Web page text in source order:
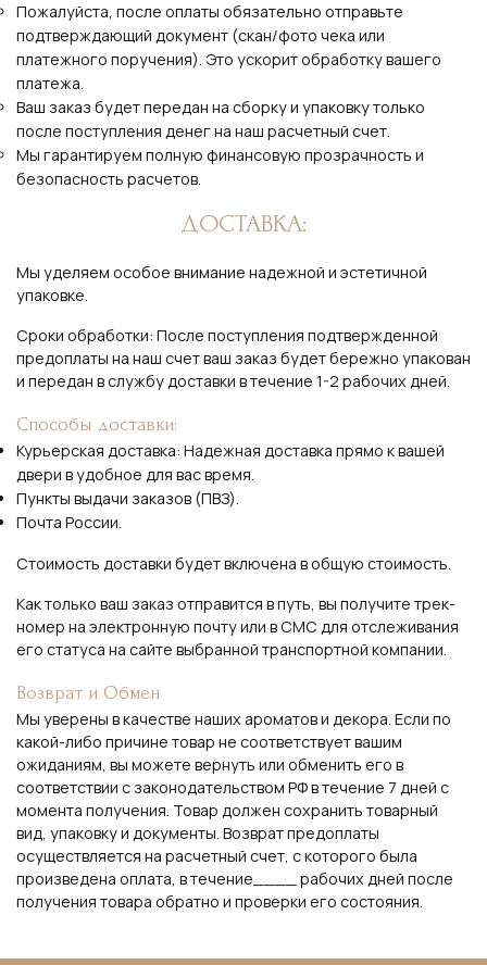
Пожалуйста, после оплаты обязательно отправьте
подтверждающий документ (скан/фото чека или
платежного поручения). Это ускорит обработку вашего
платежа.
Ваш заказ будет передан на сборку и упаковку только
после поступления денег на наш расчетный счет.
Мы гарантируем полную финансовую прозрачность и
безопасность расчетов.
ДОСТАВКА:
Мы уделяем особое внимание надежной и эстетичной
упаковке.
Сроки обработки: После поступления подтвержденной
предоплаты на наш счет ваш заказ будет бережно упакован
и передан в службу доставки в течение 1-2 рабочих дней.
Способы доставки:
Курьерская доставка: Надежная доставка прямо к вашей
двери в удобное для вас время.
Пункты выдачи заказов (ПВЗ).
Почта России.
Стоимость доставки будет включена в общую стоимость.
Как только ваш заказ отправится в путь, вы получите трек-
номер на электронную почту или в СМС для отслеживания
его статуса на сайте выбранной транспортной компании.
Возврат и Обмен
Мы уверены в качестве наших ароматов и декора. Если по
какой-либо причине товар не соответствует вашим
ожиданиям, вы можете вернуть или обменить его в
соответствии с законодательством РФ в течение 7 дней с
момента получения. Товар должен сохранить товарный
вид, упаковку и документы. Возврат предоплаты
осуществляется на расчетный счет, с которого была
произведена оплата, в течение____ рабочих дней после
получения товара обратно и проверки его состояния.